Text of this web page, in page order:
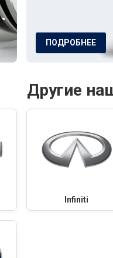
ПОДРОБНЕЕ
Другие
Infiniti